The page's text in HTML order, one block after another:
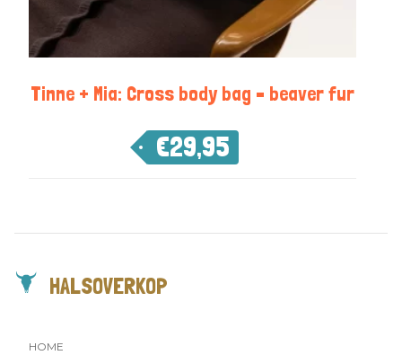
Tinne + Mia: Cross body bag – beaver fur
€29,95
HALSOVERKOP
HOME